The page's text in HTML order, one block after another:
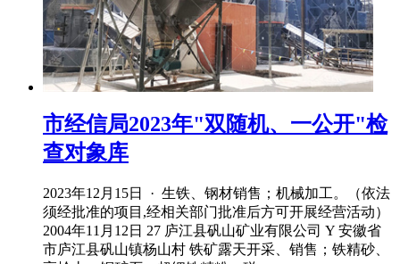
市经信局2023年"双随机、一公开"检
查对象库
2023年12月15日 · 生铁、钢材销售；机械加工。（依法
须经批准的项目,经相关部门批准后方可开展经营活动）
2004年11月12日 27 庐江县矾山矿业有限公司 Y 安徽省
市庐江县矾山镇杨山村 铁矿露天开采、销售；铁精砂、